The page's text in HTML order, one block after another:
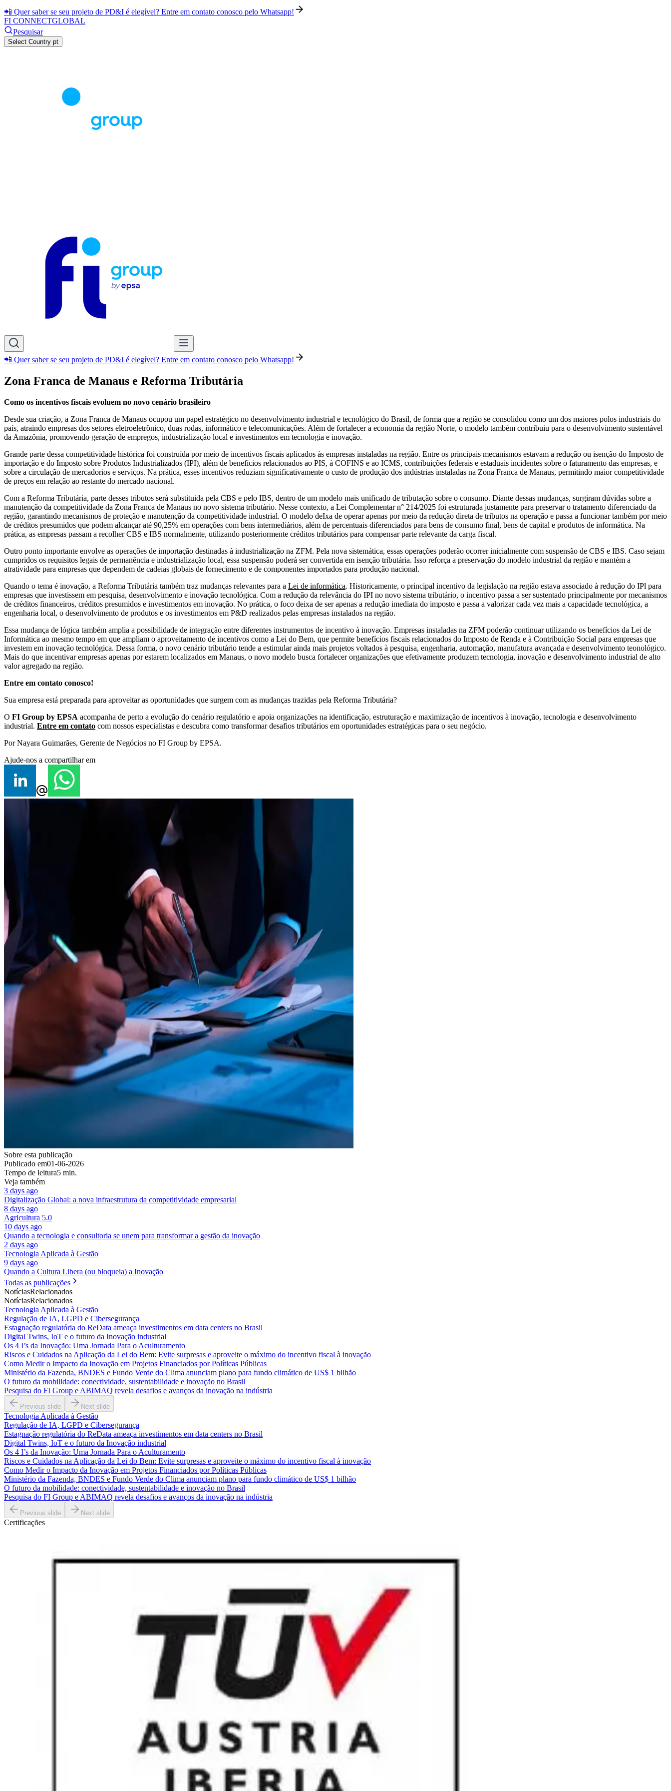
📲 Quer saber se seu projeto de PD&I é elegível? Entre em contato conosco pelo Whatsapp!
FI CONNECTGLOBAL
Pesquisar
Select Country pt
📲 Quer saber se seu projeto de PD&I é elegível? Entre em contato conosco pelo Whatsapp!
Zona Franca de Manaus e Reforma Tributária
Como os incentivos fiscais evoluem no novo cenário brasileiro
Desde sua criação, a Zona Franca de Manaus ocupou um papel estratégico no desenvolvimento industrial e tecnológico do Brasil, de forma que a região se consolidou como um dos maiores polos industriais do
país, atraindo empresas dos setores eletroeletrônico, duas rodas, informático e telecomunicações. Além de fortalecer a economia da região Norte, o modelo também contribuiu para o desenvolvimento sustentável
da Amazônia, promovendo geração de empregos, industrialização local e investimentos em tecnologia e inovação.
Grande parte dessa competitividade histórica foi construída por meio de incentivos fiscais aplicados às empresas instaladas na região. Entre os principais mecanismos estavam a redução ou isenção do Imposto de
importação e do Imposto sobre Produtos Industrializados (IPI), além de benefícios relacionados ao PIS, à COFINS e ao ICMS, contribuições federais e estaduais incidentes sobre o faturamento das empresas, e
sobre a circulação de mercadorios e serviços. Na prática, esses incentivos reduziam significativamente o custo de produção dos indústrias instaladas na Zona Franca de Manaus, permitindo maior competitividade
de preços em relação ao restante do mercado nacional.
Com a Reforma Tributária, parte desses tributos será substituida pela CBS e pelo IBS, dentro de um modelo mais unificado de tributação sobre o consumo. Diante dessas mudanças, surgiram dúvidas sobre a
manutenção da competitividade da Zona Franca de Manaus no novo sistema tributário. Nesse contexto, a Lei Complementar n° 214/2025 foi estruturada justamente para preservar o tratamento diferenciado da
região, garantindo mecanismos de proteção e manutenção da competitividade industrial. O modelo deIxa de operar apenas por meio da redução direta de tributos na operação e passa a funcionar também por meio
de créditos presumidos que podem alcançar até 90,25% em operações com bens intermediários, além de percentuais diferenciados para bens de consumo final, bens de capital e produtos de informática. Na
prática, as empresas passam a recolher CBS e IBS normalmente, utilizando posteriormente créditos tributários para compensar parte relevante da carga fiscal.
Outro ponto importante envolve as operações de importação destinadas à industrialização na ZFM. Pela nova sistemática, essas operações poderão ocorrer inicialmente com suspensão de CBS e IBS. Caso sejam
cumpridos os requisitos legais de permanência e industrialização local, essa suspensão poderá ser convertida em isenção tributária. Isso reforça a preservação do modelo industrial da região e mantém a
atratividade para empresas que dependem de cadeias globais de fornecimento e de componentes importados para produção nacional.
Quando o tema é inovação, a Reforma Tributária também traz mudanças relevantes para a Lei de informática. Historicamente, o principal incentivo da legislação na região estava associado à redução do IPl para
empresas que investissem em pesquisa, desenvolvimento e inovação tecnológica. Com a redução da relevância do IPI no novo sistema tributário, o incentivo passa a ser sustentado principalmente por mecanismos
de créditos financeiros, créditos presumidos e investimentos em inovação. No prática, o foco deixa de ser apenas a redução imediata do imposto e passa a valorizar cada vez mais a capacidade tecnológica, a
engenharia local, o desenvolvimento de produtos e os investimentos em P&D realizados pelas empresas instalados na região.
Essa mudança de lógica também amplia a possibilidade de integração entre diferentes instrumentos de incentivo à inovação. Empresas instaladas na ZFM poderão continuar utilizando os benefícios da Lei de
Informática ao mesmo tempo em que ampliam o aproveitamento de incentivos como a Lei do Bem, que permite benefícios fiscais relacionados do Imposto de Renda e à Contribuição Social para empresas que
investem em inovação tecnológica. Dessa forma, o novo cenário tributário tende a estimular ainda mais projetos voltados à pesquisa, engenharia, automação, manufatura avançada e desenvolvimento teonológico.
Mais do que incentivar empresas apenas por estarem localizados em Manaus, o novo modelo busca fortalecer organizações que efetivamente produzem tecnologia, inovação e desenvolvimento industrial de alto
valor agregado na região.
Entre em contato conosco!
Sua empresa está preparada para aproveitar as oportunidades que surgem com as mudanças trazidas pela Reforma Tributária?
O FI Group by EPSA acompanha de perto a evolução do cenário regulatório e apoia organizações na identificação, estruturação e maximização de incentivos à inovação, tecnologia e desenvolvimento
industrial. Entre em contato com nossos especialistas e descubra como transformar desafios tributários em oportunidades estratégicas para o seu negócio.
Por Nayara Guimarães, Gerente de Negócios no FI Group by EPSA.
Ajude-nos a compartilhar em
Sobre esta publicação
Publicado em01-06-2026
Tempo de leitura5 min.
Veja também
3 days ago
Digitalização Global: a nova infraestrutura da competitividade empresarial
8 days ago
Agricultura 5.0
10 days ago
Quando a tecnologia e consultoria se unem para transformar a gestão da inovação
2 days ago
Tecnologia Aplicada à Gestão
9 days ago
Quando a Cultura Libera (ou bloqueia) a Inovação
Todas as publicações
NotíciasRelacionados
NotíciasRelacionados
Tecnologia Aplicada à Gestão
Regulação de IA, LGPD e Cibersegurança
Estagnação regulatória do ReData ameaça investimentos em data centers no Brasil
Digital Twins, IoT e o futuro da Inovação industrial
Os 4 I’s da Inovação: Uma Jornada Para o Aculturamento
Riscos e Cuidados na Aplicação da Lei do Bem: Evite surpresas e aproveite o máximo do incentivo fiscal à inovação
Como Medir o Impacto da Inovação em Projetos Financiados por Políticas Públicas
Ministério da Fazenda, BNDES e Fundo Verde do Clima anunciam plano para fundo climático de US$ 1 bilhão
O futuro da mobilidade: conectividade, sustentabilidade e inovação no Brasil
Pesquisa do FI Group e ABIMAQ revela desafios e avanços da inovação na indústria
Previous slide Next slide
Tecnologia Aplicada à Gestão
Regulação de IA, LGPD e Cibersegurança
Estagnação regulatória do ReData ameaça investimentos em data centers no Brasil
Digital Twins, IoT e o futuro da Inovação industrial
Os 4 I’s da Inovação: Uma Jornada Para o Aculturamento
Riscos e Cuidados na Aplicação da Lei do Bem: Evite surpresas e aproveite o máximo do incentivo fiscal à inovação
Como Medir o Impacto da Inovação em Projetos Financiados por Políticas Públicas
Ministério da Fazenda, BNDES e Fundo Verde do Clima anunciam plano para fundo climático de US$ 1 bilhão
O futuro da mobilidade: conectividade, sustentabilidade e inovação no Brasil
Pesquisa do FI Group e ABIMAQ revela desafios e avanços da inovação na indústria
Previous slide Next slide
Certificações